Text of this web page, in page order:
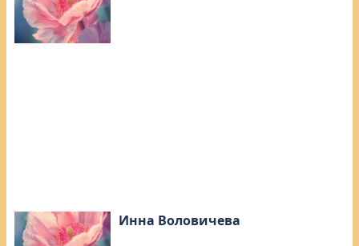
Инна Воловичева